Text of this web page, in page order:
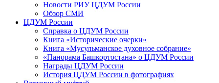
Новости РИУ ЦДУМ России
Обзор СМИ
ЦДУМ России
Справка о ЦДУМ России
Книга «Исторические очерки»
Книга «Мусульманское духовное собрание»
«Панорама Башкортостана» о ЦДУМ России
Награды ЦДУМ России
История ЦДУМ России в фотографиях